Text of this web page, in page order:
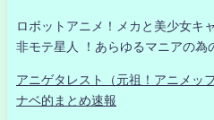
ロボットアニメ！メカと美少女キ
非モテ星人 ！あらゆるマニアの為
アニゲタレスト（元祖！アニメ
ナベ的まとめ速報